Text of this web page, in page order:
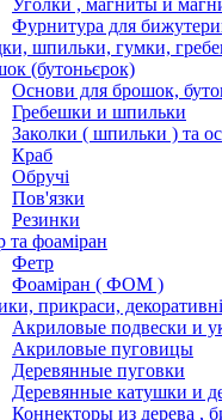
Уголки , магниты и
Фурнитура для
шпильки, гумки,
(бутоньєрок)
Основи для брошок,
Гребешки и шпильки
Заколки ( шпильки ) та
Краб
Обручі
Пов'язки
Резинки
та фоаміран
Фетр
Фоаміран ( ФОМ )
прикраси,
Акриловые подвески и
Акриловые пуговицы
Деревянные пуговки
Деревянные катушки и
Коннекторы из дерева ,